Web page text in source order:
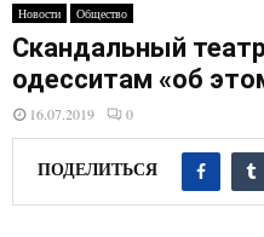
Новости Общество
Скандальный
одесситам «об
16.07.2019 0
ПОДЕЛИТЬСЯ